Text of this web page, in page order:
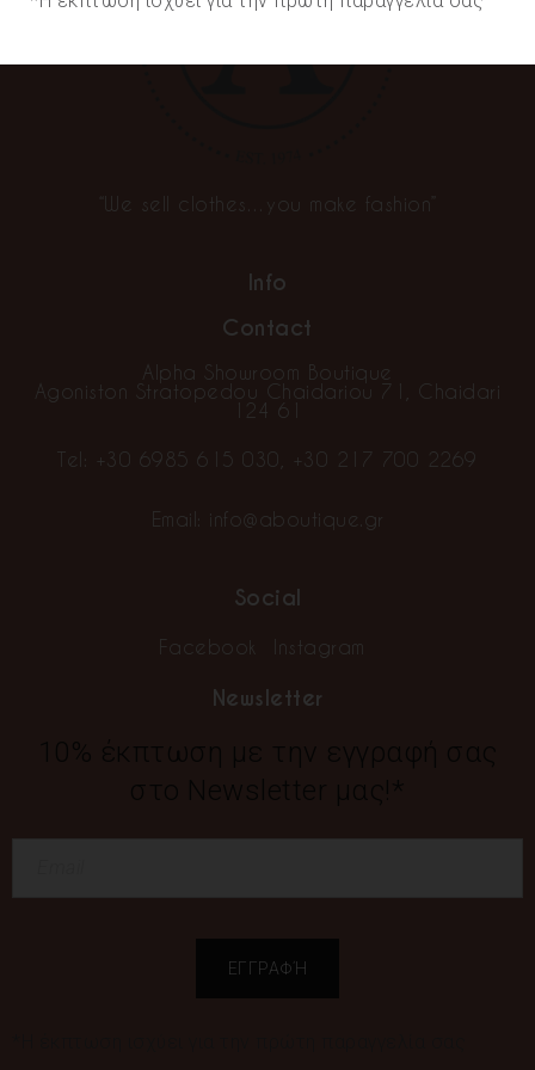
“We sell clothes…you make fashion”
Info
Contact
Alpha Showroom Boutique
Agoniston Stratopedou Chaidariou 71, Chaidari
124 61
Tel: +30 6985 615 030 +30 217 700 2269
Email: info@aboutique.gr
Social
Facebook Instagram
Newsletter